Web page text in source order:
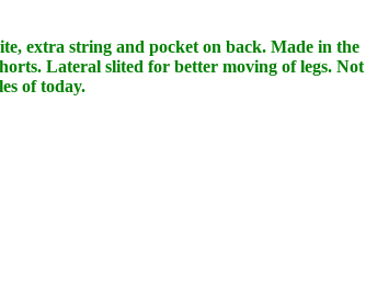
extra string and pocket on back. Made in the
Lateral slited for better moving of legs. Not
of today.